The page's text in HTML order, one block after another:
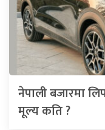
नेपाली बजारमा
मूल्य कति ?